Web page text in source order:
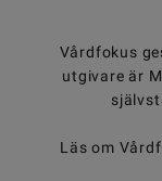
Vårdfokus
utgivare är
Läs om